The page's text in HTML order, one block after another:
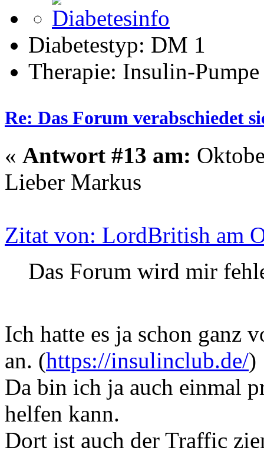
Diabetestyp: DM 1
Therapie: Insulin-Pumpe
Re: Das Forum verabschiedet
« Antwort #13 am:
Lieber Markus
Zitat von: LordBritish am
Das Forum wird mir
Ich hatte es ja schon ganz
an. (https://insulinclub.de/)
Da bin ich ja auch einmal
helfen kann.
Dort ist auch der Traffic